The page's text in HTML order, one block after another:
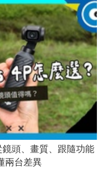
頭、畫質、跟隨功能
兩台差異